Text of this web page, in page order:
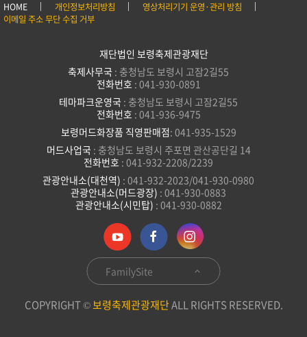
HOME 개인정보처리방침
영상처리기기 운영·관리 방침
이메일 주소 무단 수집 거부
재단법인 보령축제관광재단
축제사무국 : 충청남도 보령시 고잠2길55
전화번호 : 041-930-0891
테마파크운영국 : 충청남도 보령시 고잠2길55
전화번호 : 041-936-9475
보령머드화장품 직영판매점: 041-935-1529
머드사업국 : 충청남도 보령시 주포면 관산공단길 14
전화번호 : 041-932-2208/2239
관광안내소(대천역) : 041-932-2023/041-930-0980
관광안내소(머드광장) : 041-930-0883
관광안내소(시민탑) : 041-930-0882
FamilySite
COPYRIGHT ©보령축제관광재단ALL RIGHTS RESERVED.